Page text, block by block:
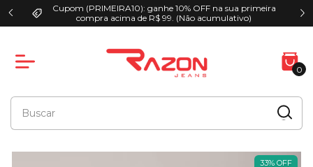
Cupom (PRIMEIRA10): ganhe 10% OFF na sua primeira
compra acima de R$ 99. (Não acumulativo)
0
33% OFF